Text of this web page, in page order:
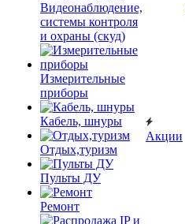
Видеонаблюдение,
системы контроля
и охраны (скуд)
Измерительные
приборы
Кабель, шнуры
Отдых,туризм
Пульты ДУ
Ремонт
Акции